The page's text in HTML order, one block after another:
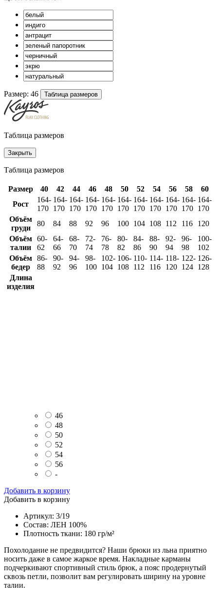
Размер: 46 Таблица размеров
Таблица размеров
Закрыть
Таблица размеров
Размер 40 42 44 46 48 50 52 54 56 58
60
Рост
164-
170
164-
170
164-
170
164-
170
164-
170
164-
170
164-
170
164-
170
164-
170
164-
170
164-
170
Объём
груди
80 84 88 92 96 100 104 108 112 116
120
Объём
талии
60-
62
64-
66
68-
70
72-
74
76-
78
80-
82
84-
86
88-
90
92-
94
96-
98
100-
102
Объём
бедер
86-
88
90-
92
94-
96
98-
100
102-
104
106-
108
110-
112
114-
116
118-
120
122-
124
126-
128
Длина
изделия
46
48
50
52
54
56
-
Добавить в корзину
Добавить в корзину
Артикул: 3/19
Состав: ЛЕН 100%
Плотность ткани: 180 гр/м²
Похолодание не предвидится? Наши брюки из льна приятно
носить даже в самое жаркое время. Накладные карманы
подчеркивают спортивный стиль брюк, а пояс продернутый
сквозь петли, позволит вам регулировать ширину на уровне
талии.